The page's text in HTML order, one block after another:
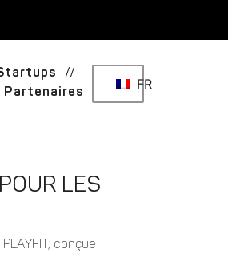
//
Partenaires
FR
LES
conçue